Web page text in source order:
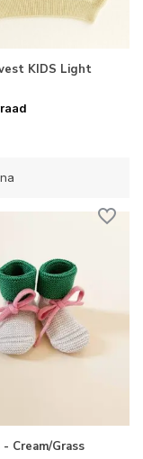
KIDS Light
Cream/Grass